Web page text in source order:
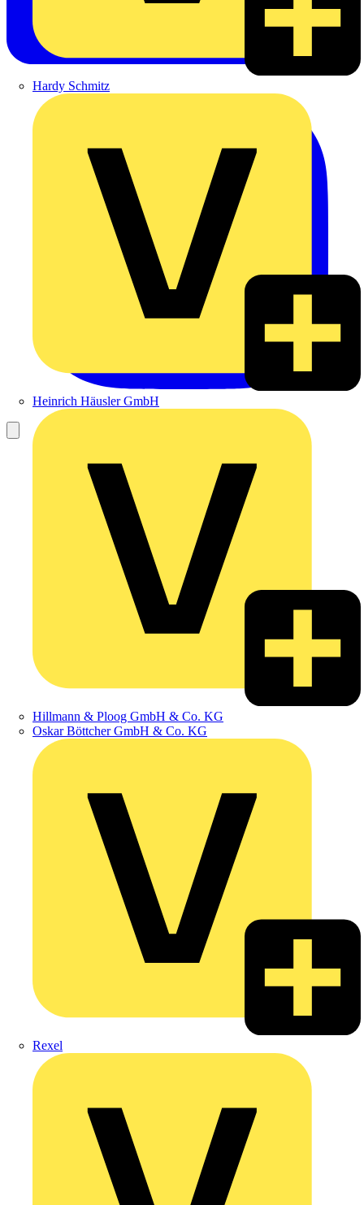
Hardy Schmitz
Heinrich Häusler GmbH
Hillmann & Ploog GmbH & Co. KG
Oskar Böttcher GmbH & Co. KG
Rexel